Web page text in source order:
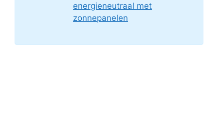
energieneutraal met
zonnepanelen